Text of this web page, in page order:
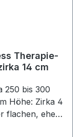
Therapie-
14 cm
250 bis 300
4
flachen, eher